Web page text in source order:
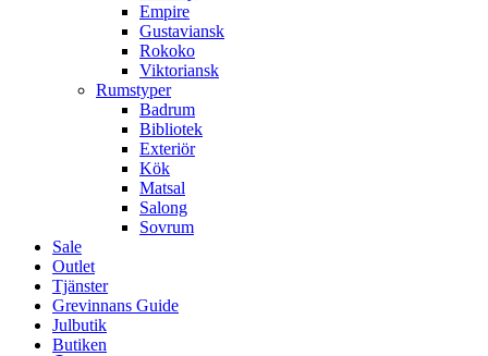
Empire
Gustaviansk
Rokoko
Viktoriansk
Rumstyper
Badrum
Bibliotek
Exteriör
Kök
Matsal
Salong
Sovrum
Sale
Outlet
Tjänster
Grevinnans Guide
Julbutik
Butiken